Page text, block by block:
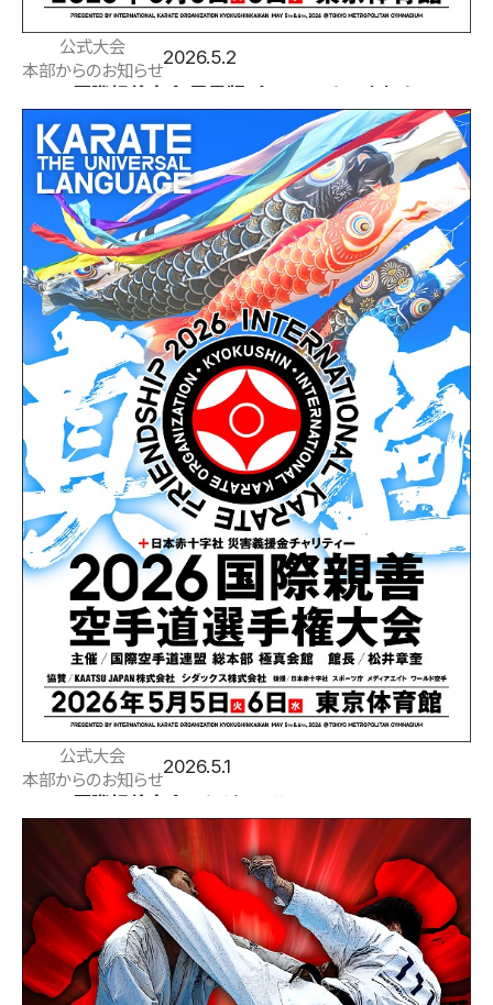
公式大会
本部からのお知らせ
2026.5.2
2026国際親善大会 電子版パンフレットのお知らせ
公式大会
本部からのお知らせ
2026.5.1